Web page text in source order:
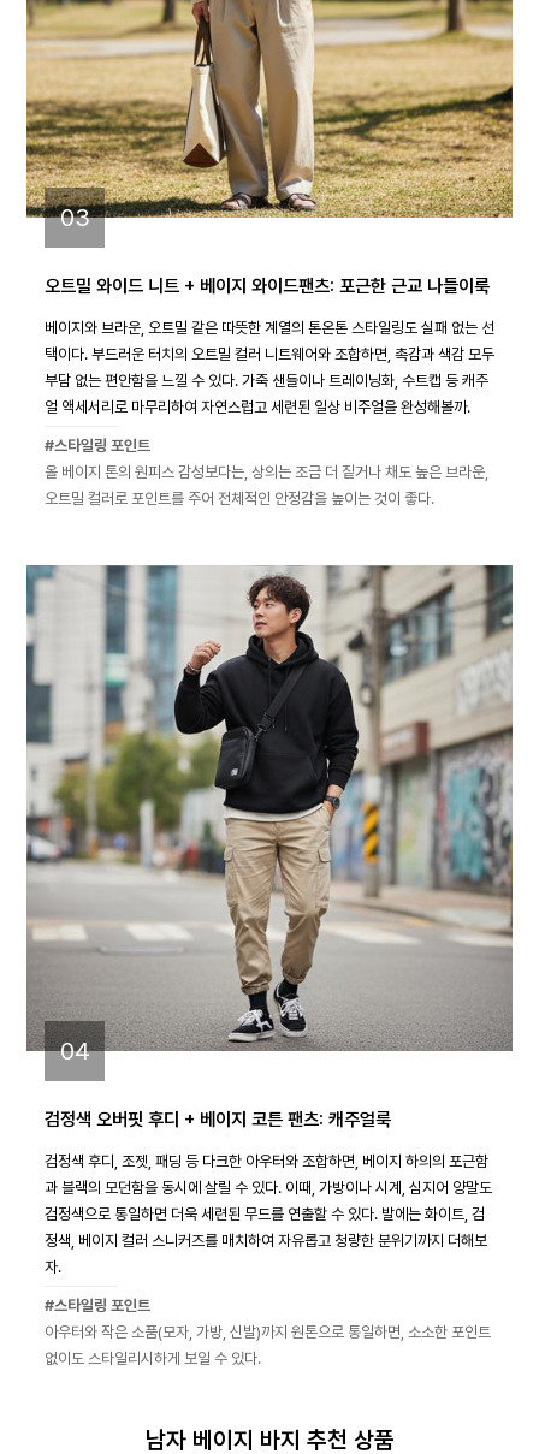
03
오트밀 와이드 니트 + 베이지 와이드팬츠: 포근한 근교 나들이룩
베이지와 브라운, 오트밀 같은 따뜻한 계열의 톤온톤 스타일링도 실패 없는 선
택이다. 부드러운 터치의 오트밀 컬러 니트웨어와 조합하면, 촉감과 색감 모두
부담 없는 편안함을 느낄 수 있다. 가죽 샌들이나 트레이닝화, 수트캡 등 캐주
얼 액세서리로 마무리하여 자연스럽고 세련된 일상 비주얼을 완성해볼까.
#스타일링 포인트
올 베이지 톤의 원피스 감성보다는, 상의는 조금 더 짙거나 채도 높은 브라운,
오트밀 컬러로 포인트를 주어 전체적인 안정감을 높이는 것이 좋다.
04
검정색 오버핏 후디 + 베이지 코튼 팬츠: 캐주얼룩
검정색 후디, 조젯, 패딩 등 다크한 아우터와 조합하면, 베이지 하의의 포근함
과 블랙의 모던함을 동시에 살릴 수 있다. 이때, 가방이나 시계, 심지어 양말도
검정색으로 통일하면 더욱 세련된 무드를 연출할 수 있다. 발에는 화이트, 검
정색, 베이지 컬러 스니커즈를 매치하여 자유롭고 청량한 분위기까지 더해보
자.
#스타일링 포인트
아우터와 작은 소품(모자, 가방, 신발)까지 원톤으로 통일하면, 소소한 포인트
없이도 스타일리시하게 보일 수 있다.
남자 베이지 바지 추천 상품